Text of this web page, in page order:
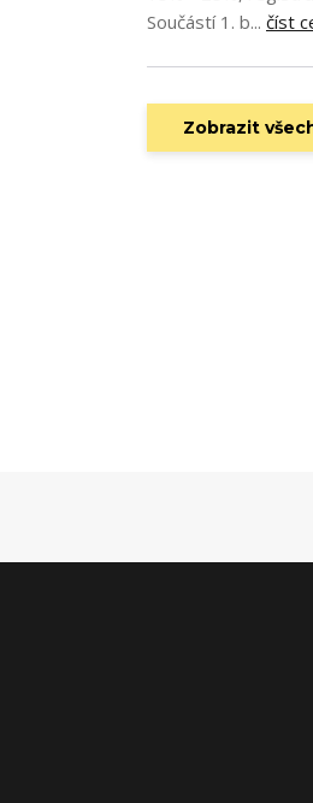
Součástí 1. b... číst
Zobrazit